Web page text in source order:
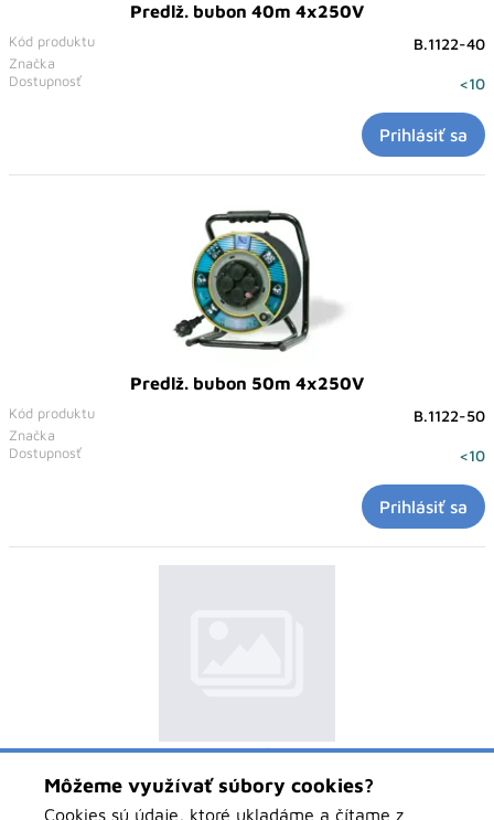
Predlž. bubon 40m 4x250V
Značka
Kód produktu B.1122-40
Dostupnosť <10
Prihlásiť sa
Predlž. bubon 50m 4x250V
Značka
Kód produktu B.1122-50
Dostupnosť <10
Prihlásiť sa
Silový predlžovací kábel,32A/5, IP44,5x4mmm2,10m
Značka
Kód produktu
Môžeme využívať súbory cookies?
Cookies sú údaje, ktoré ukladáme a čítame z